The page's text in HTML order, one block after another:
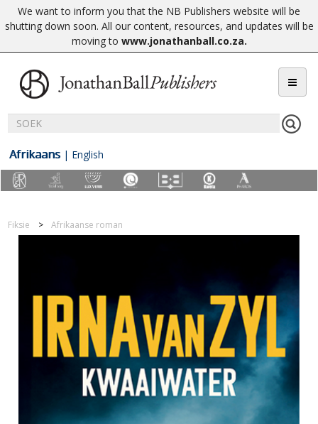
We want to inform you that the NB Publishers website will be
shutting down soon. All our content, resources, and updates will be
moving to www.jonathanball.co.za.
Afrikaans | English
Fiksie Afrikaanse roman